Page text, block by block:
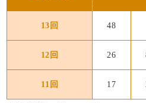
13回 48
12回 26
11回 17